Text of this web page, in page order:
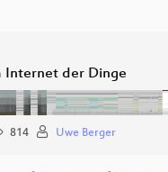
Internet der Dinge
814 Uwe Berger